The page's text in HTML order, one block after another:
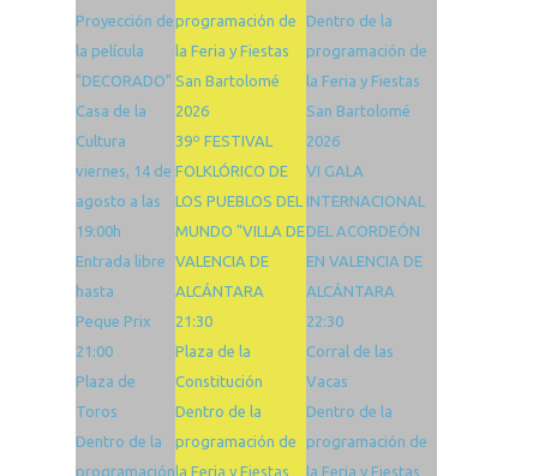
Proyección de
la película
"DECORADO"
Casa de la
Cultura
viernes, 14 de
agosto a las
19:00h
Entrada libre
hasta
Peque Prix
21:00
Plaza de
Toros
Dentro de la
programación
programación de
la Feria y Fiestas
San Bartolomé
2026
39º FESTIVAL
FOLKLÓRICO DE
LOS PUEBLOS DEL
MUNDO "VILLA DE
VALENCIA DE
ALCÁNTARA
21:30
Plaza de la
Constitución
Dentro de la
programación de
la Feria y Fiestas
Dentro de la
programación de
la Feria y Fiestas
San Bartolomé
2026
VI GALA
INTERNACIONAL
DEL ACORDEÓN
EN VALENCIA DE
ALCÁNTARA
22:30
Corral de las
Vacas
Dentro de la
programación de
la Feria y Fiestas